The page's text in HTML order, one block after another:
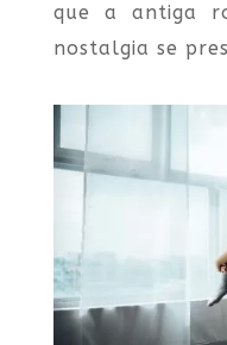
que a antiga
nostalgia se